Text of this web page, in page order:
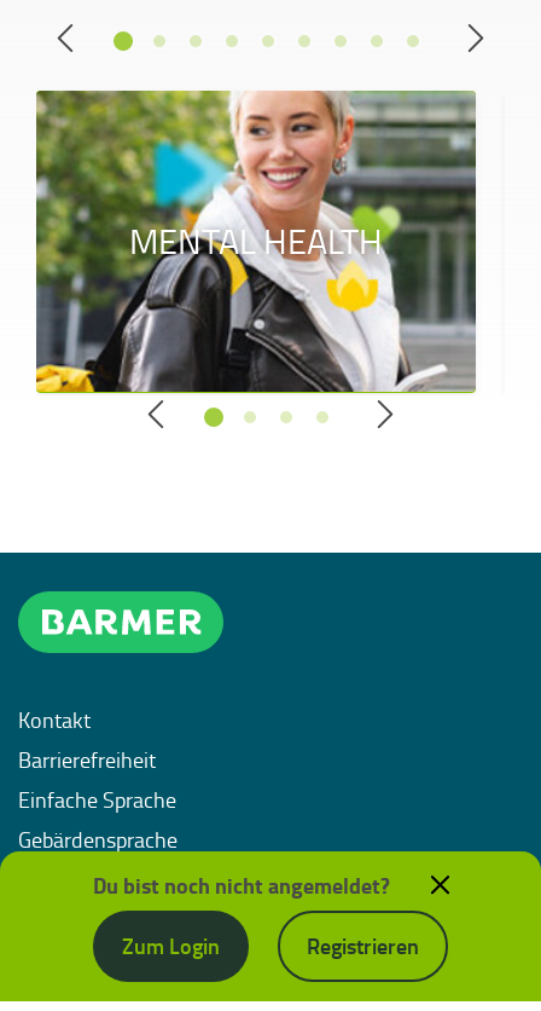
MENTAL HEALTH
Kontakt
Barrierefreiheit
Einfache Sprache
Gebärdensprache
Impressum
Datenschutz
Nutzungsbedingungen
Du bist noch nicht angemeldet?
Zum Login
Registrieren